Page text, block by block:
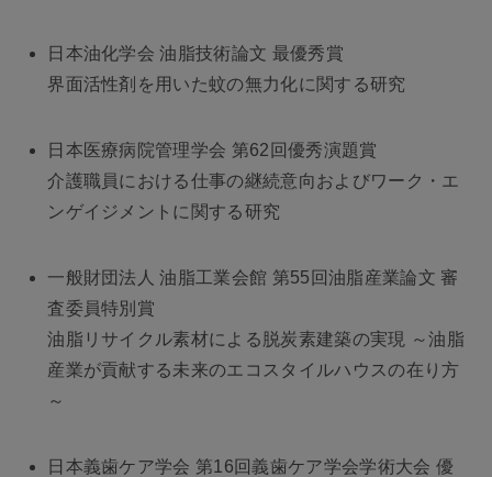
日本油化学会 油脂技術論文 最優秀賞
界面活性剤を用いた蚊の無力化に関する研究
日本医療病院管理学会 第62回優秀演題賞
介護職員における仕事の継続意向およびワーク・エ
ンゲイジメントに関する研究
一般財団法人 油脂工業会館 第55回油脂産業論文 審
査委員特別賞
油脂リサイクル素材による脱炭素建築の実現 ～油脂
産業が貢献する未来のエコスタイルハウスの在り方
～
日本義歯ケア学会 第16回義歯ケア学会学術大会 優